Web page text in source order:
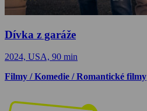
Dívka z garáže
2024, USA, 90 min
Filmy / Komedie / Romantické filmy